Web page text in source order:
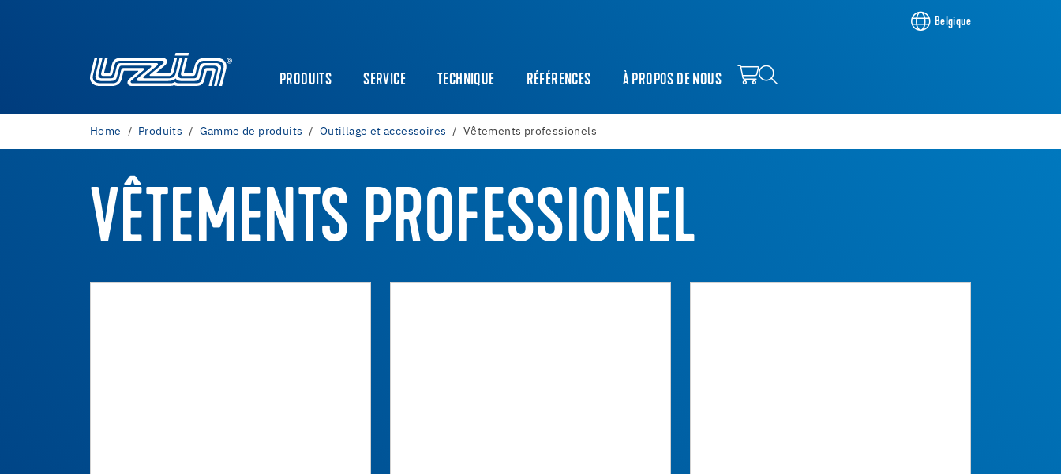
Belgique
PRODUITS SERVICE TECHNIQUE RÉFÉRENCES À PROPOS DE NOUS
Home Produits Gamme de produits Outillage et accessoires Vêtements professionels
VÊTEMENTS PROFESSIONEL